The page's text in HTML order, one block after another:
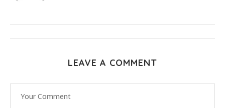
LEAVE A COMMENT